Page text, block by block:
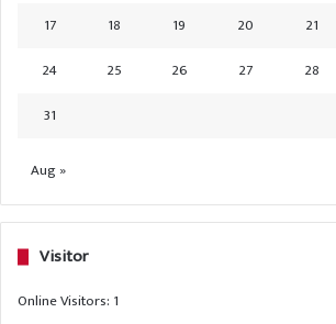
17
18 19 20 21
24
25 26 27 28
31
Aug »
Visitor
Online Visitors: 1